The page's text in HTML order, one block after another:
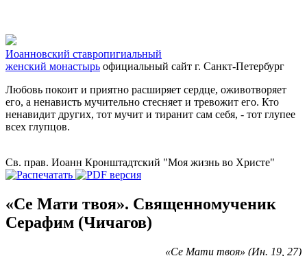
Иоанновский ставропигиальный
женский монастырь официальный сайт г. Санкт-Петербург
Любовь покоит и приятно расширяет сердце, оживотворяет
его, а ненависть мучительно стесняет и тревожит его. Кто
ненавидит других, тот мучит и тиранит сам себя, - тот глупее
всех глупцов.
Св. прав. Иоанн Кронштадтский "Моя жизнь во Христе"
«Се Мати твоя». Священномученик
Серафим (Чичагов)
«Се Мати твоя» (Ин. 19, 27)